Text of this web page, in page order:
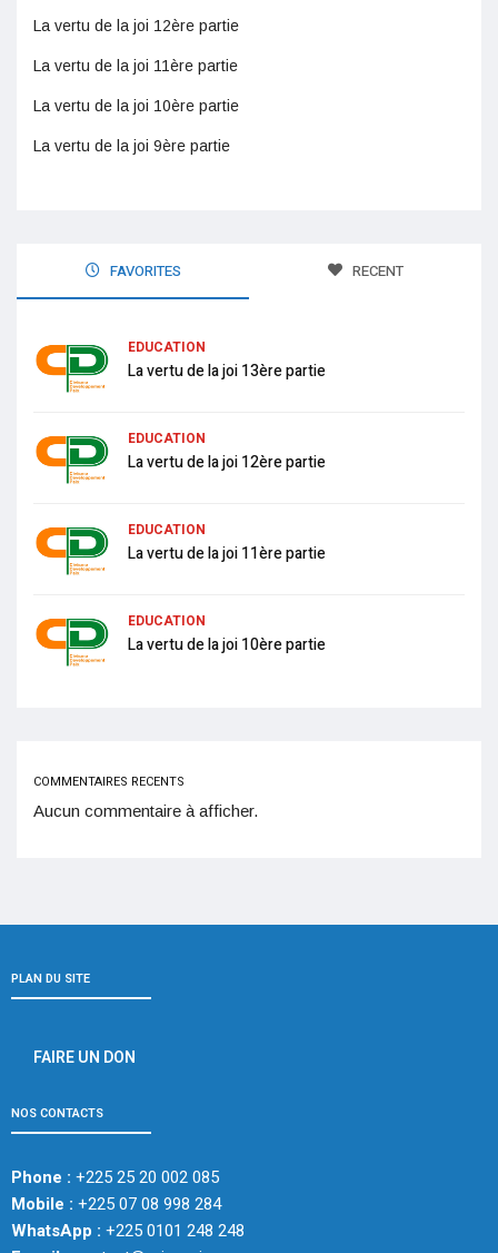
La vertu de la joi 12ère partie
La vertu de la joi 11ère partie
La vertu de la joi 10ère partie
La vertu de la joi 9ère partie
FAVORITES RECENT
EDUCATION
La vertu de la joi 13ère partie
EDUCATION
La vertu de la joi 12ère partie
EDUCATION
La vertu de la joi 11ère partie
EDUCATION
La vertu de la joi 10ère partie
COMMENTAIRES RECENTS
Aucun commentaire à afficher.
PLAN DU SITE
FAIRE UN DON
NOS CONTACTS
Phone : +225 25 20 002 085
Mobile : +225 07 08 998 284
WhatsApp : +225 0101 248 248